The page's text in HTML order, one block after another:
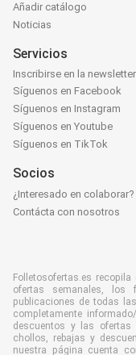
Añadir catálogo
Noticias
Servicios
Inscribirse en la newsletter
Síguenos en Facebook
Síguenos en Instagram
Síguenos en Youtube
Síguenos en TikTok
Socios
¿Interesado en colaborar?
Contácta con nosotros
Folletosofertas.es
ofertas semanales, los
publicaciones de todas
completamente
descuentos y las ofertas
chollos, rebajas y
nuestra página cuenta